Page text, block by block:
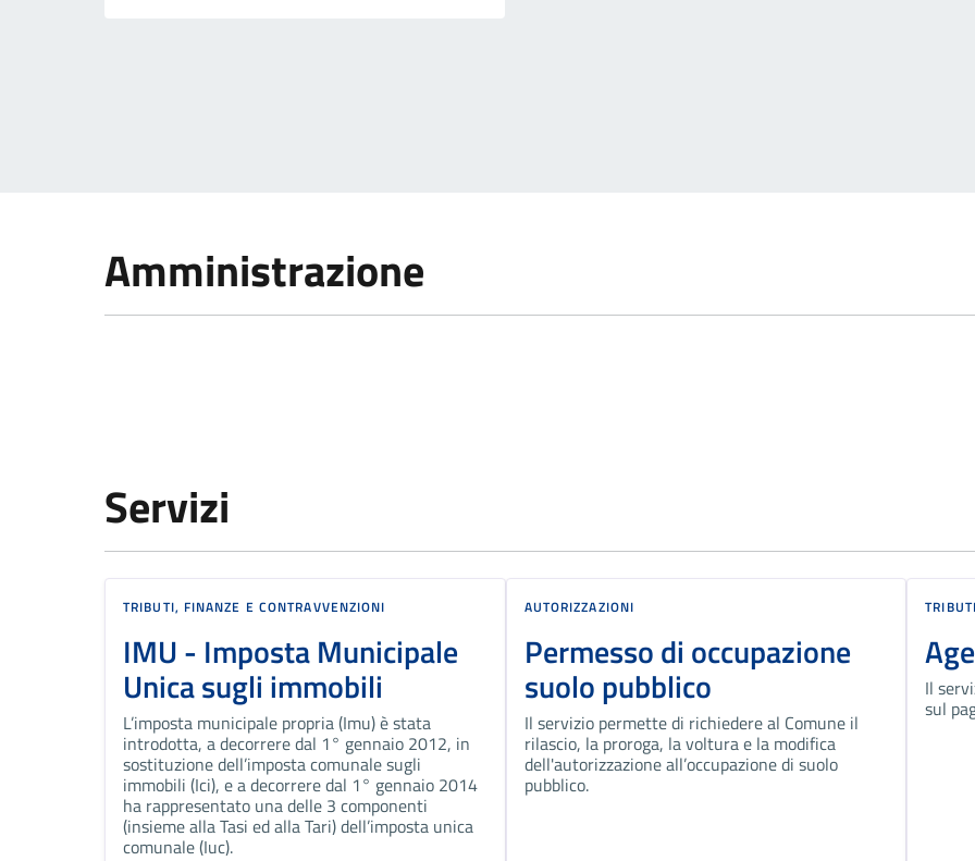
Amministrazione
Servizi
TRIBUTI, FINANZE E CONTRAVVENZIONI
IMU - Imposta Municipale
Unica sugli immobili
L’imposta municipale propria (Imu) è stata
introdotta, a decorrere dal 1° gennaio 2012, in
sostituzione dell’imposta comunale sugli
immobili (Ici), e a decorrere dal 1° gennaio 2014
ha rappresentato una delle 3 componenti
(insieme alla Tasi ed alla Tari) dell’imposta unica
comunale (Iuc).
AUTORIZZAZIONI
Permesso di occupazione
suolo pubblico
Il servizio permette di richiedere al Comune il
rilascio, la proroga, la voltura e la modifica
dell'autorizzazione all’occupazione di suolo
pubblico.
Il
sul